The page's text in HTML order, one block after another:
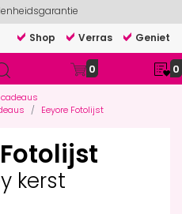
Shop
Verras Geniet
0 0
Eeyore Fotolijst
kerst